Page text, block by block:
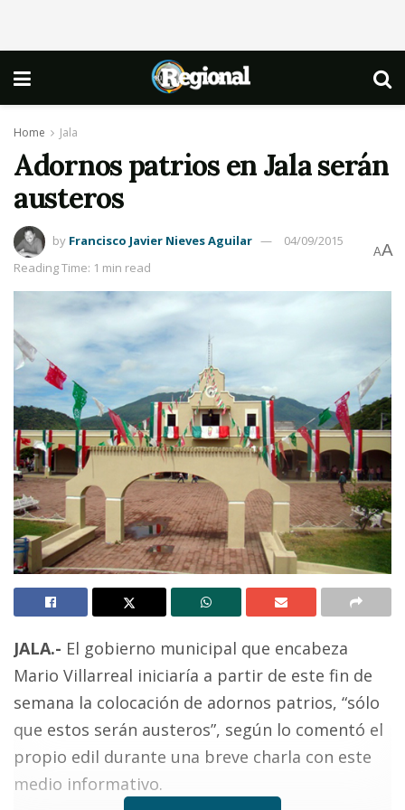
Home Jala
Adornos patrios en Jala serán
austeros
by Francisco Javier Nieves Aguilar
04/09/2015
Reading Time: 1 min read
AA
JALA.- El gobierno municipal que encabeza
Mario Villarreal iniciaría a partir de este fin de
semana la colocación de adornos patrios, “sólo
que estos serán austeros”, según lo comentó el
propio edil durante una breve charla con este
medio informativo.